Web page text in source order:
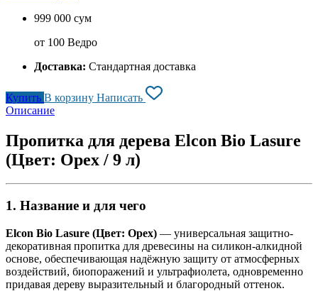
999 000 сум
от 100 Ведро
Доставка: Стандартная доставка
Купить В корзину Написать
Описание
Пропитка для дерева Elcon Bio Lasure
(Цвет: Орех / 9 л)
1. Название и для чего
Elcon Bio Lasure (Цвет: Орех) — универсальная защитно-
декоративная пропитка для древесины на силикон-алкидной
основе, обеспечивающая надёжную защиту от атмосферных
воздействий, биопоражений и ультрафиолета, одновременно
придавая дереву выразительный и благородный оттенок.